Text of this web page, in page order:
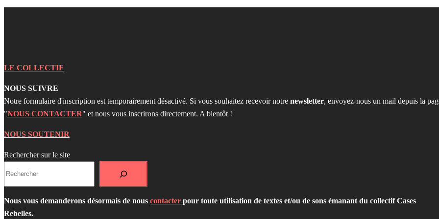
LE COLLECTIF
NOUS SUIVRE
Notre formulaire d'inscription est temporairement désactivé. Si vous souhaitez recevoir notre newsletter, envoyez-nous un mail depuis la
"NOUS CONTACTER" et nous vous inscrirons directement. A bientôt !
NOUS SOUTENIR
Rechercher sur le site
Nous vous demanderons désormais de nous contacter pour toute utilisation de textes et/ou de sons émanant du collectif Cases
Rebelles.